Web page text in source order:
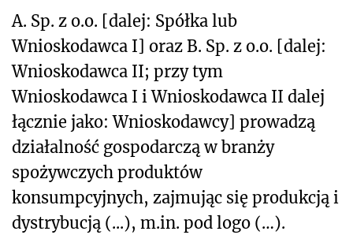
A. Sp. z o.o. [dalej: Spółka lub
Wnioskodawca I] oraz B. Sp. z o.o. [dalej:
Wnioskodawca II; przy tym
Wnioskodawca I i Wnioskodawca II dalej
łącznie jako: Wnioskodawcy] prowadzą
działalność gospodarczą w branży
spożywczych produktów
konsumpcyjnych, zajmując się produkcją i
dystrybucją (...), m.in. pod logo (…).